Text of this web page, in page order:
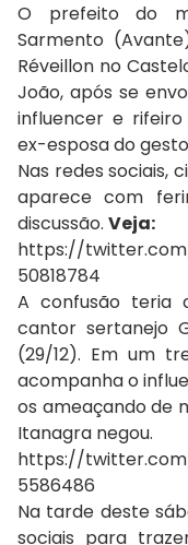
O prefeito do
Sarmento
Réveillon no
João, após se
influencer e
ex-esposa do
Nas redes sociais,
aparece com
discussão. Veja:
https://
50818784
A confusão teria
cantor sertanejo
(29/12). Em um
acompanha o
os ameaçando de
Itanagra negou.
https://twitter.com/
5586486
Na tarde deste
sociais para